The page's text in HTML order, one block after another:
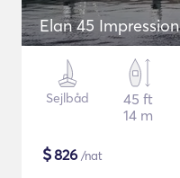
Elan 45 Impression
Sejlbåd
45 ft
14 m
$826 /nat